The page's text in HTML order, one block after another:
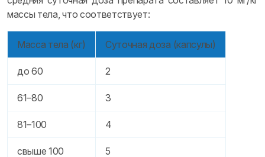
массы тела, что соответствует:
Масса тела (кг) Суточная доза (капсулы)
до 60 2
61–80 3
81–100 4
свыше 100 5